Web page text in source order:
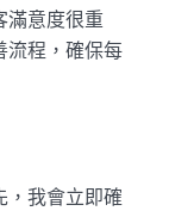
滿意度很重
流程，確保每
，我會立即確